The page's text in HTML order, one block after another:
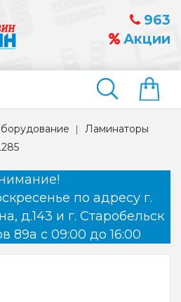
963
Акции
Найти
Ламинаторы
по адресу г.
д.143 и г. Старобельск
89а с 09:00 до 16:00